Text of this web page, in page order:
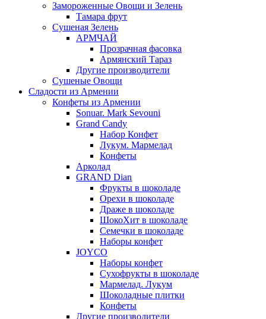
Замороженные Овощи и Зелень
Тамара фрут
Сушеная Зелень
АРМЧАЙ
Прозрачная фасовка
Армянский Тараз
Другие производители
Сушеные Овощи
Сладости из Армении
Конфеты из Армении
Sonuar. Mark Sevouni
Grand Candy
Набор Конфет
Лукум. Мармелад
Конфеты
Арколад
GRAND Dian
Фрукты в шоколаде
Орехи в шоколаде
Драже в шоколаде
ШокоХит в шоколаде
Семечки в шоколаде
Наборы конфет
JOYCO
Наборы конфет
Сухофрукты в шоколаде
Мармелад. Лукум
Шоколадные плитки
Конфеты
Другие производители